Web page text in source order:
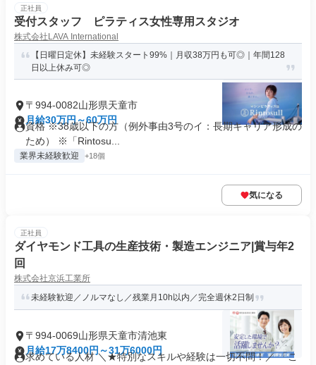
正社員
受付スタッフ ピラティス女性専用スタジオ
株式会社LAVA International
【日曜日定休】未経験スタート99%｜月収38万円も可◎｜年間128
日以上休み可◎
〒994-0082山形県天童市
月給30万円～60万円
資格 ※38歳以下の方（例外事由3号のイ：長期キャリア形成の
ため） ※「Rintosu...
業界未経験歓迎 +18個
気になる
正社員
ダイヤモンド工具の生産技術・製造エンジニア|賞与年2
回
株式会社京浜工業所
未経験歓迎／ノルマなし／残業月10h以内／完全週休2日制
〒994-0069山形県天童市清池東
月給17万8400円～31万6000円
求めている人材 ＼★特別なスキルや経験は一切不問！／ 「こ